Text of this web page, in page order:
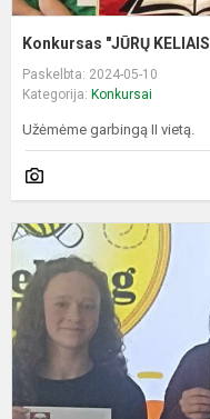
Konkursas "JŪRŲ
Paskelbta: 2024-05-10
Kategorija: Konkursai
Užėmėme garbingą II vietą.